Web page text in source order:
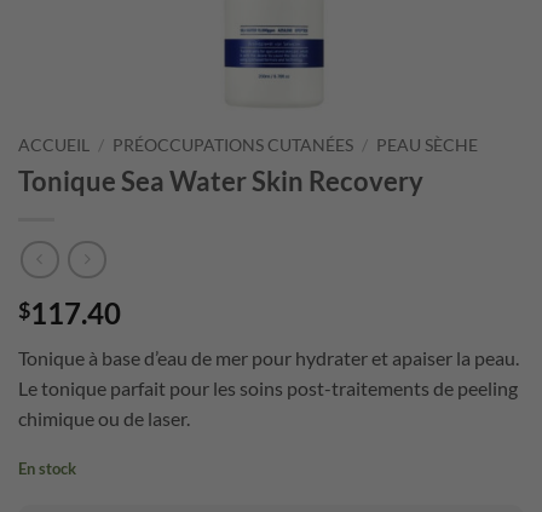
ACCUEIL / PRÉOCCUPATIONS CUTANÉES / PEAU SÈCHE
Tonique Sea Water Skin Recovery
$117.40
Tonique à base d’eau de mer pour hydrater et apaiser la peau.
Le tonique parfait pour les soins post-traitements de peeling
chimique ou de laser.
En stock